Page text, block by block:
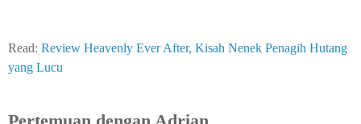
Read: Review Heavenly Ever After, Kisah Nenek Penagih Hutang
yang Lucu